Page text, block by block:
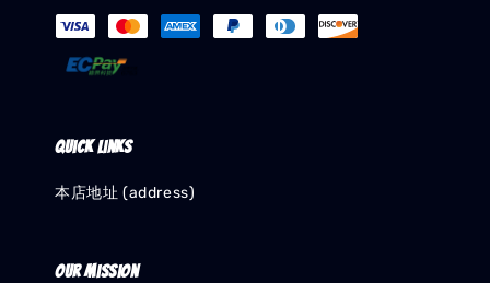
Quick links
本店地址 (address)
Our mission